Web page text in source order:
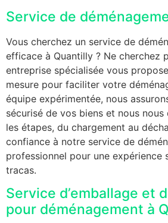
Service de
Vous cherchez un service de
efficace à Quantilly ? Ne cherchez
entreprise spécialisée vous
mesure pour faciliter votre
équipe expérimentée, nous
sécurisé de vos biens et nous
les étapes, du chargement au
confiance à notre service de
professionnel pour une expérience
tracas.
Service d’emballage et
pour déménagement à